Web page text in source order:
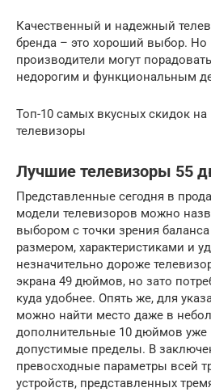
Качественный и надежный
бренда – это хороший выбор.
производители могут
недорогим и функциональным
Топ-10 самых вкусных скидок
телевизоры
Лучшие телевизоры 55
Представленные сегодня в
модели телевизоров можно
выбором с точки зрения
размером, характеристиками и
незначительно дороже
экрана 49 дюймов, но зато
куда удобнее. Опять же, для
можно найти место даже в
дополнительные 10 дюймов уже
допустимые пределы. В
превосходные параметры всей
устройств, представленных